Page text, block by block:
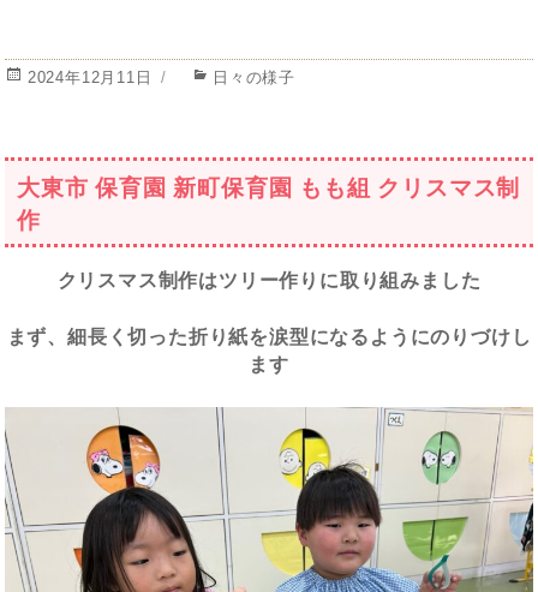
投
2024年12月11日
カ
ー
日々の様子
大東市 保育園 新町保育園 もも組 クリスマス制
作
クリスマス制作はツリー作りに取り組みました
まず、細長く切った折り紙を涙型になるようにのりづけし
ます